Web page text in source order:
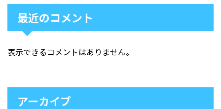
最近のコメント
表示できるコメントはありません。
アーカイブ